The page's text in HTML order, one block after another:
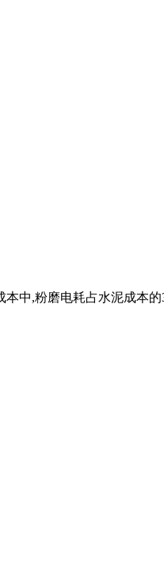
中,粉磨电耗占水泥成本